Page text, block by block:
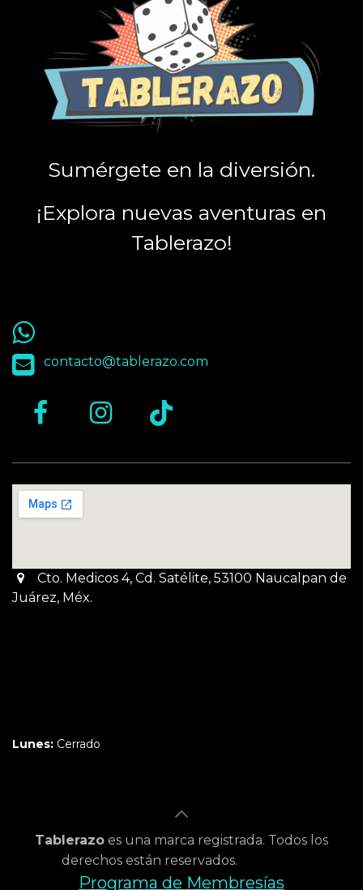
Sumérgete en la diversión.
¡Explora nuevas aventuras en
Tablerazo!
55 9563 4848
contacto@tablerazo.com
Cto. Medicos 4, Cd. Satélite, 53100 Naucalpan de
Juárez, Méx.
Lunes: Cerrado
Tablerazo es una marca registrada. Todos los
derechos están reservados.
Programa de Membresías